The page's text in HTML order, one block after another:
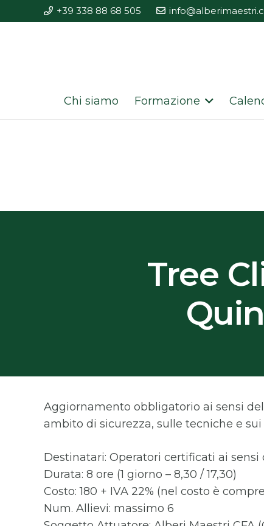
+39 338 88 68 505
Chi siamo Formazione
Tree
Aggiornamento obbligatorio ai sensi
ambito di sicurezza, sulle tecniche e
Destinatari: Operatori certificati ai sensi
Durata: 8 ore (1 giorno – 8,30 / 17,30)
Costo: 180 + IVA 22% (nel costo è
Num. Allievi: massimo 6